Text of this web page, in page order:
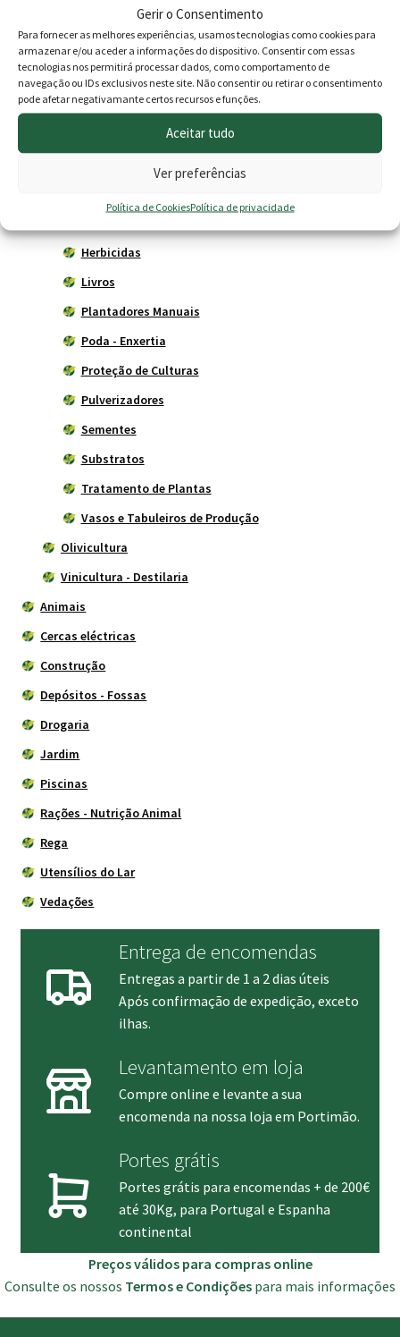
Gerir o Consentimento
Para fornecer as melhores experiências, usamos tecnologias como cookies para
armazenar e/ou aceder a informações do dispositivo. Consentir com essas
tecnologias nos permitirá processar dados, como comportamento de
navegação ou IDs exclusivos neste site. Não consentir ou retirar o consentimento
pode afetar negativamante certos recursos e funções.
Aceitar tudo
Ver preferências
Política de CookiesPolítica de privacidade
Agricultura
Horta
Acessórios
Herbicidas
Livros
Plantadores Manuais
Poda - Enxertia
Proteção de Culturas
Pulverizadores
Sementes
Substratos
Tratamento de Plantas
Vasos e Tabuleiros de Produção
Olivicultura
Vinicultura - Destilaria
Animais
Cercas eléctricas
Construção
Depósitos - Fossas
Drogaria
Jardim
Piscinas
Rações - Nutrição Animal
Rega
Utensílios do Lar
Vedações
Entrega de encomendas
Entregas a partir de 1 a 2 dias úteis
Após confirmação de expedição, exceto
ilhas.
Levantamento em loja
Compre online e levante a sua
encomenda na nossa loja em Portimão.
Portes grátis
Portes grátis para encomendas + de 200€
até 30Kg, para Portugal e Espanha
continental
Preços válidos para compras online
Consulte os nossos Termos e Condições para mais informações